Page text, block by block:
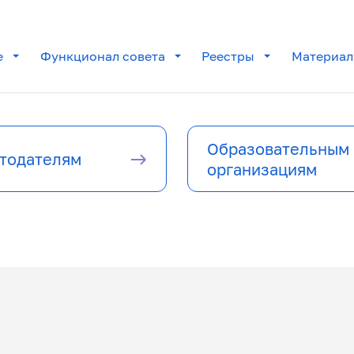
Функционал совета Реестры
Образовательным
организациям